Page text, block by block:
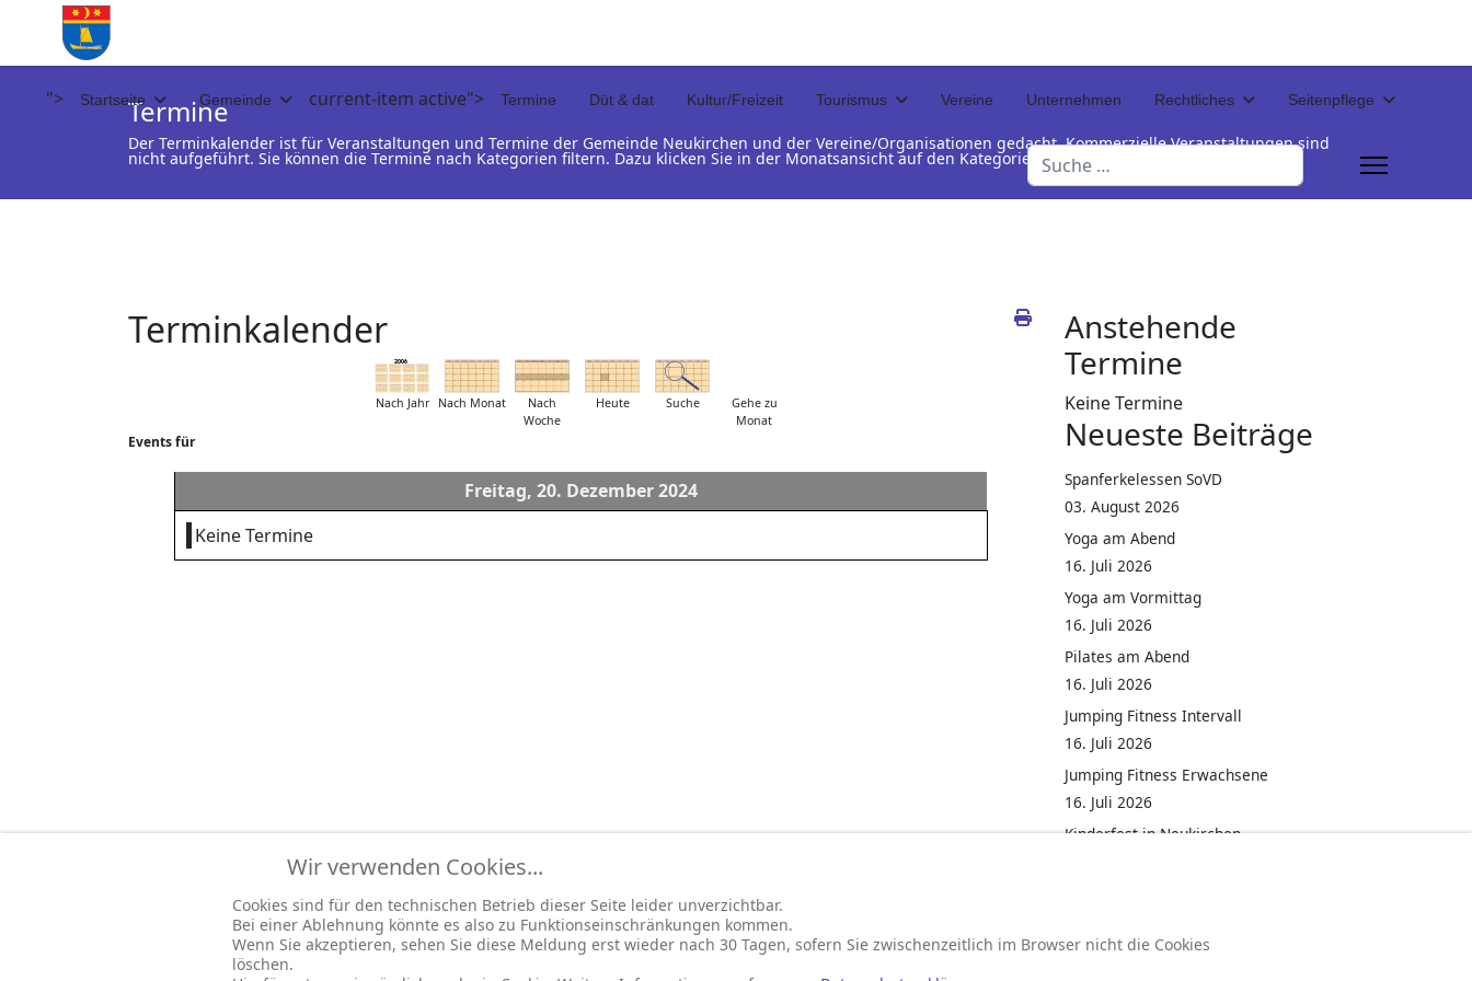
"> Startseite Gemeinde current-item active"> Termine Düt & dat Kultur/Freizeit Tourismus Vereine Unternehmen Rechtliches Seitenpflege
Suchen
Termine
Der Terminkalender ist für Veranstaltungen und Termine der Gemeinde Neukirchen und der Vereine/Organisationen gedacht. Kommerzielle Veranstaltungen sind
nicht aufgeführt. Sie können die Termine nach Kategorien filtern. Dazu klicken Sie in der Monatsansicht auf den Kategorienamen unterhalb der Termintabelle
Terminkalender
Nach Jahr Nach Monat
Nach
Woche
Heute Suche
Gehe zu
Monat
Events für
Freitag, 20. Dezember 2024
Keine Termine
Anstehende
Termine
Keine Termine
Neueste Beiträge
Spanferkelessen SoVD
03. August 2026
Yoga am Abend
16. Juli 2026
Yoga am Vormittag
16. Juli 2026
Pilates am Abend
16. Juli 2026
Jumping Fitness Intervall
16. Juli 2026
Jumping Fitness Erwachsene
16. Juli 2026
Kinderfest in Neukirchen
Wir verwenden Cookies...
Cookies sind für den technischen Betrieb dieser Seite leider unverzichtbar.
Bei einer Ablehnung könnte es also zu Funktionseinschränkungen kommen.
Wenn Sie akzeptieren, sehen Sie diese Meldung erst wieder nach 30 Tagen, sofern Sie zwischenzeitlich im Browser nicht die Cookies
löschen.